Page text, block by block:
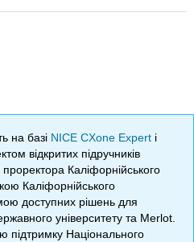
на базі NICE CXone Expert і
відкритих підручників
Каліфорнійського
Каліфорнійського
доступних рішень для
університету та Merlot.
Національного